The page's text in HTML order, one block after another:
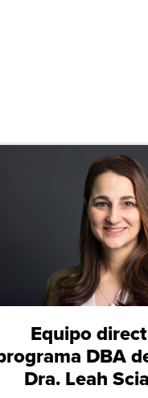
Equipo
DBA
Dra. Leah